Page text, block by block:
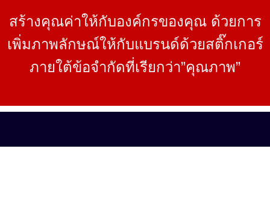
สร้างคุณค่าให้กับองค์กรของคุณ ด้วยการ
เพิ่มภาพลักษณ์ให้กับแบรนด์ด้วยสติ๊กเกอร์
ภายใต้ข้อจำกัดที่เรียกว่า”คุณภาพ”